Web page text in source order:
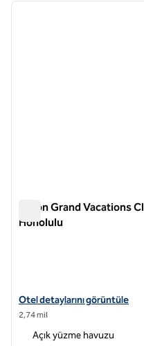
1 / 12
Hilton Grand Vacations
Honolulu
Hilton Grand Vacations Club
Otel detaylarını görüntüle
2,74 mil
Açık yüzme havuzu